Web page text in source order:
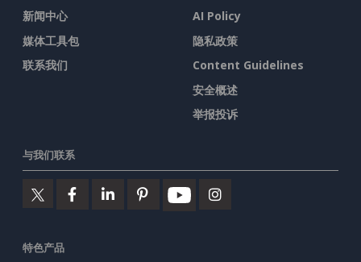
新闻中心
媒体工具包
联系我们
AI Policy
隐私政策
Content Guidelines
安全概述
举报投诉
与我们联系
特色产品